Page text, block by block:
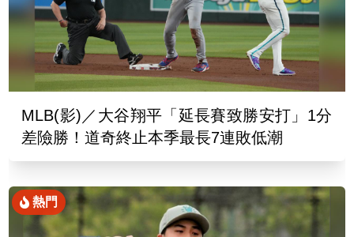
MLB(影)／大谷翔平「延長賽致勝安打」1分
差險勝！道奇終止本季最長7連敗低潮
熱門